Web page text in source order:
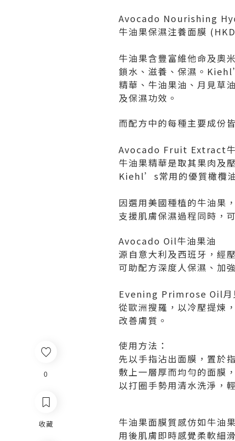
0
收藏
Avocado Nourishing
牛油果保濕注養面膜
牛油果含豐富維他命及奧
鎖水、滋養、保濕。
精華、牛油果油、月見草
及保濕功效。
而配方中的每種主要成份
Avocado Fruit Extract
牛油果精華是取其果肉及
Kiehl’s常用的優質橄欖
因選用美國種植的牛油果
支援肌膚保濕過程同時，
Avocado Oil牛油果油
源自意大利及西班牙，經
可助配方深度人保濕、加
Evening Primrose Oil月
從歐洲搜羅，以冷壓提煉
改善膚質。
使用方法：
先以手指沾出面膜，置於
敷上一層厚而均勻的面膜
以打圈手勢用清水洗淨，
牛油果面膜質感仿如牛油
用後肌膚即時感覺柔軟細